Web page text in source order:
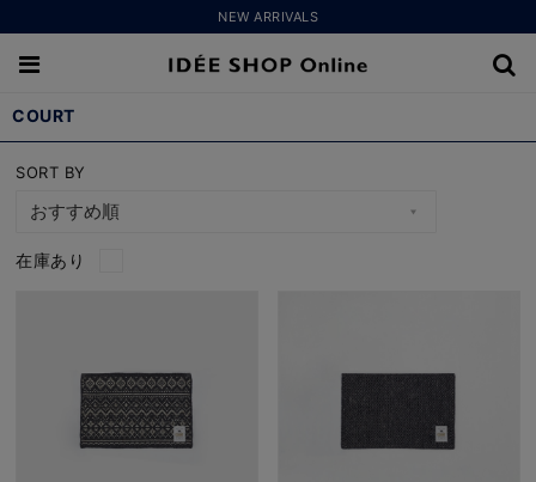
NEW ARRIVALS
COURT
SORT BY
在庫あり